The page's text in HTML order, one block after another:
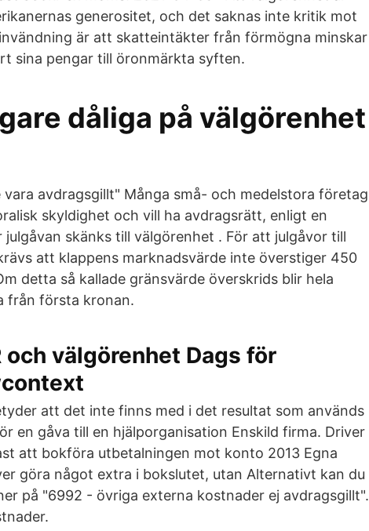
generositet, och det saknas inte kritik mot
är att skatteintäkter från förmögna minskar
sina pengar till öronmärkta syften.
dåliga på välgörenhet
avdragsgillt" Många små- och medelstora företag
skyldighet och vill ha avdragsrätt, enligt en
julgåvan skänks till välgörenhet . För att julgåvor till
att klappens marknadsvärde inte överstiger 450
detta så kallade gränsvärde överskrids blir hela
från första kronan.
och välgörenhet Dags för
att det inte finns med i det resultat som används
en gåva till en hjälporganisation Enskild firma. Driver
att bokföra utbetalningen mot konto 2013 Egna
göra något extra i bokslutet, utan Alternativt kan du
på "6992 - övriga externa kostnader ej avdragsgillt".